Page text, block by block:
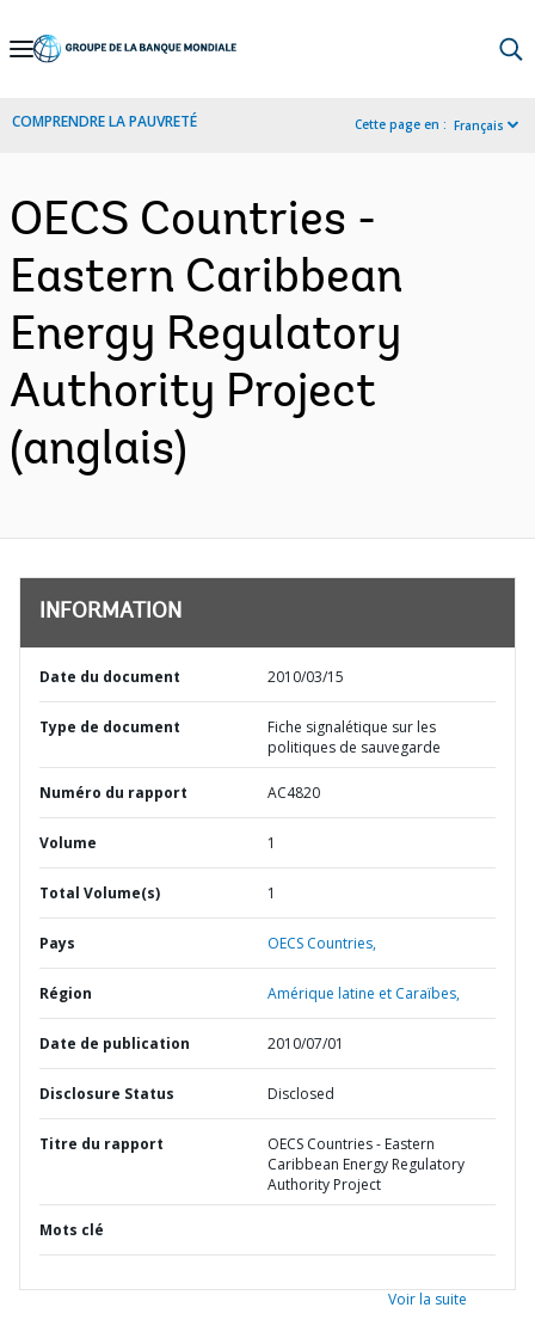
Skip
Navigation
COMPRENDRE LA PAUVRETÉ Cette page en : Français
OECS Countries -
Eastern Caribbean
Energy Regulatory
Authority Project
(anglais)
INFORMATION
Date du document 2010/03/15
Type de document
Fiche signalétique sur les
politiques de sauvegarde
Numéro du rapport AC4820
Volume 1
Total Volume(s) 1
Pays OECS Countries,
Région Amérique latine et Caraïbes,
Date de publication 2010/07/01
Disclosure Status Disclosed
Titre du rapport
OECS Countries - Eastern
Caribbean Energy Regulatory
Authority Project
Mots clé
Voir la suite